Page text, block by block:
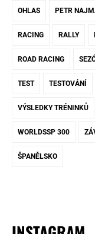
OHLAS PETR
RACING RALLY
ROAD RACING
TEST TESTOVÁNÍ
VÝSLEDKY TRÉNINKŮ
WORLDSSP 300
ŠPANĚLSKO